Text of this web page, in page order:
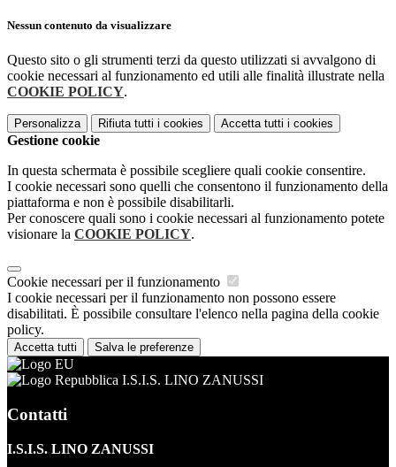
Nessun contenuto da visualizzare
Questo sito o gli strumenti terzi da questo utilizzati si avvalgono di
cookie necessari al funzionamento ed utili alle finalità illustrate nella
COOKIE POLICY.
Personalizza Rifiuta tutti i cookies Accetta tutti i cookies
Gestione cookie
In questa schermata è possibile scegliere quali cookie consentire.
I cookie necessari sono quelli che consentono il funzionamento della
piattaforma e non è possibile disabilitarli.
Per conoscere quali sono i cookie necessari al funzionamento potete
visionare la COOKIE POLICY.
Cookie necessari per il funzionamento
I cookie necessari per il funzionamento non possono essere
disabilitati. È possibile consultare l'elenco nella pagina della cookie
policy.
Accetta tutti Salva le preferenze
I.S.I.S. LINO ZANUSSI
Contatti
I.S.I.S. LINO ZANUSSI